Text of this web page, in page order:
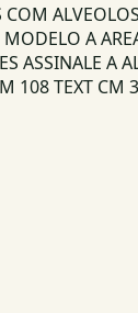
COM
A
ASSINALE A
108 TEXT CM